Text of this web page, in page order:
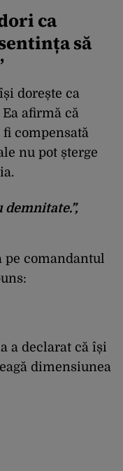
ca
să
dorește ca
afirmă că
compensată
nu pot șterge
demnitate.”,
pe comandantul
a declarat că își
dimensiunea